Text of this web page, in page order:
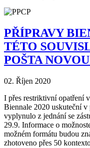
PŘÍPRAVY
TÉTO
POŠTA
02. Říjen 2020
I přes restriktivní opatření
Biennale 2020 uskuteční
vyplynulo z jednání se
29.9. Informace o
možném formátu budou
zhotoveno přes 50